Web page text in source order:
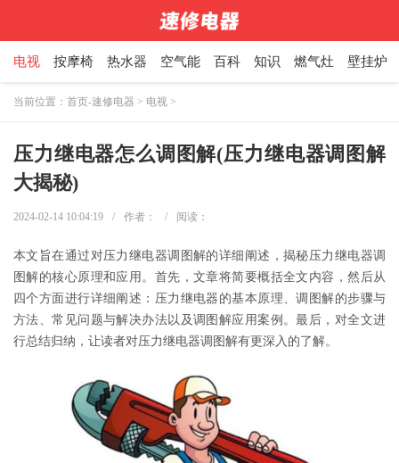
电视 按摩椅 热水器 空气能 百科 知识 燃气灶 壁挂炉
当前位置： 首页-速修电器 > 电视 >
压力继电器怎么调图解(压力继电器调图解
大揭秘)
2024-02-14 10:04:19 / 作者： / 阅读：
本文旨在通过对压力继电器调图解的详细阐述，揭秘压力继电器调
图解的核心原理和应用。首先，文章将简要概括全文内容，然后从
四个方面进行详细阐述：压力继电器的基本原理、调图解的步骤与
方法、常见问题与解决办法以及调图解应用案例。最后，对全文进
行总结归纳，让读者对压力继电器调图解有更深入的了解。